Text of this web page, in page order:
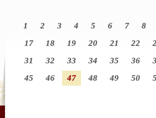
1 2 3 4 5 6 7 8
17
18 19 20 21 22
31
32 33 34 35 36
45
46 47 48 49 50